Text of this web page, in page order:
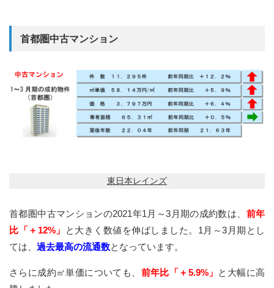
首都圏中古マンション
東日本レインズ
首都圏中古マンションの2021年1月～3月期の成約数は、 前年
比「＋12%」
と大きく数値を伸ばしました。1月～3月期とし
ては、 過去最高の流通数となっています。
さらに成約㎡単価についても、 前年比「＋5.9%」 と大幅に高